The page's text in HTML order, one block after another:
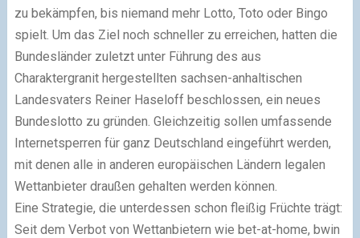
zu bekämpfen, bis niemand mehr Lotto, Toto oder Bingo
spielt. Um das Ziel noch schneller zu erreichen, hatten die
Bundesländer zuletzt unter Führung des aus
Charaktergranit hergestellten sachsen-anhaltischen
Landesvaters Reiner Haseloff beschlossen, ein neues
Bundeslotto zu gründen. Gleichzeitig sollen umfassende
Internetsperren für ganz Deutschland eingeführt werden,
mit denen alle in anderen europäischen Ländern legalen
Wettanbieter draußen gehalten werden können.
Eine Strategie, die unterdessen schon fleißig Früchte trägt:
Seit dem Verbot von Wettanbietern wie bet-at-home, bwin